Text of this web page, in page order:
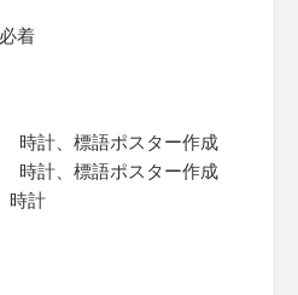
着
時計、標語ポスター作成
時計、標語ポスター作成
時計